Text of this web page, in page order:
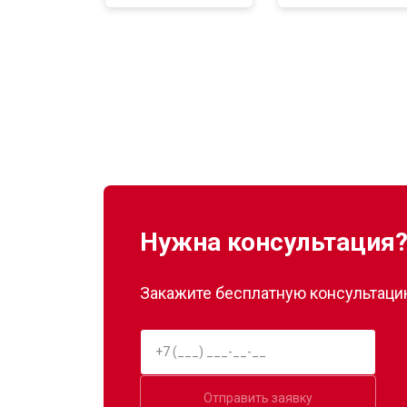
Нужна консультация?
Закажите бесплатную
Отправить заявку